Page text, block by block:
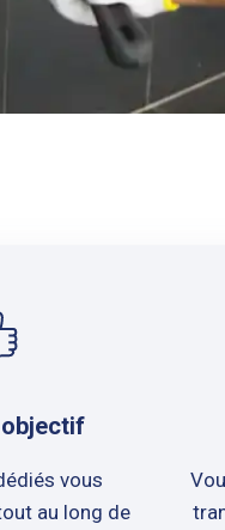
vous
au long de